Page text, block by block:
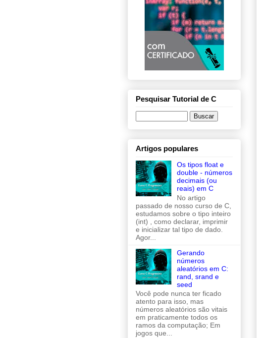
Pesquisar Tutorial de C
Artigos populares
Os tipos float e
double - números
decimais (ou
reais) em C
No artigo
passado de nosso curso de C,
estudamos sobre o tipo inteiro
(int) , como declarar, imprimir
e inicializar tal tipo de dado.
Agor...
Gerando
números
aleatórios em C:
rand, srand e
seed
Você pode nunca ter ficado
atento para isso, mas
números aleatórios são vitais
em praticamente todos os
ramos da computação; Em
jogos que...